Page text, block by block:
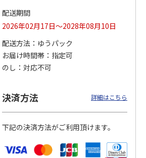
コーデュロイ生地ラ
キティ KCOB2
2,200円
(送料別・税込)
八角形ステンレスマ
配送期間
2026年02月17日～2028年08月10日
配送方法
ゆうパック
お届け時間帯
指定可
のし
対応不可
決済方法 詳細はこちら
下記の決済方法がご利用頂けます。